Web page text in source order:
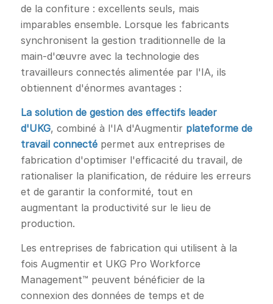
de la confiture : excellents seuls, mais
imparables ensemble. Lorsque les fabricants
synchronisent la gestion traditionnelle de la
main-d'œuvre avec la technologie des
travailleurs connectés alimentée par l'IA, ils
obtiennent d'énormes avantages :
La solution de gestion des effectifs leader
d'UKG, combiné à l'IA d'Augmentir plateforme de
travail connectépermet aux entreprises de
fabrication d'optimiser l'efficacité du travail, de
rationaliser la planification, de réduire les erreurs
et de garantir la conformité, tout en
augmentant la productivité sur le lieu de
production.
Les entreprises de fabrication qui utilisent à la
fois Augmentir et UKG Pro Workforce
Management™ peuvent bénéficier de la
connexion des données de temps et de